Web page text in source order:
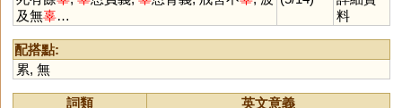
及無辜…
料
配搭點:
累, 無
詞類
英文意義